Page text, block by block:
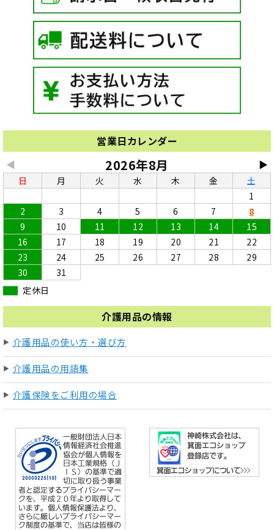
営業日カレンダー
◀ ▶
2026年8月
日 月 火 水 木 金
土
1
2
3 4 5 6 7
8
9
10 11 12 13 14
15
16
17 18 19 20 21
22
23
24 25 26 27 28
29
30
31
定休日
介護用品の情報
介護用品の使い方・選び方
介護用品の用語集
介護保険をご利用の場合